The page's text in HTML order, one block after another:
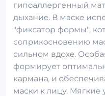
гипоаллергенный
дыхание. В маске
"фиксатор формы",
соприкосновению
сильном вдохе.
формирует
кармана, и
маски к лицу.